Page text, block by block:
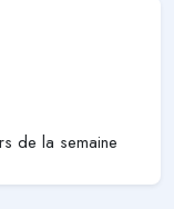
de la semaine